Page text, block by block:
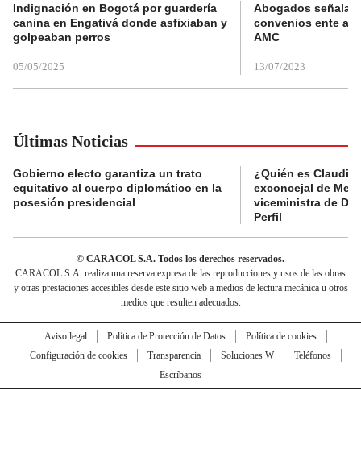
Indignación en Bogotá por guardería
canina en Engativá donde asfixiaban y
golpeaban perros
05/05/2025
Abogados
convenios ente
AMC
13/07/2023
Últimas Noticias
Gobierno electo garantiza un trato
equitativo al cuerpo diplomático en la
posesión presidencial
¿Quién es Claudia
exconcejal de
viceministra de
Perfil
© CARACOL S.A. Todos los derechos reservados.
CARACOL S.A. realiza una reserva expresa de las reproducciones y usos de las obras
y otras prestaciones accesibles desde este sitio web a medios de lectura mecánica u otros
medios que resulten adecuados.
Aviso legal Política de Protección de Datos
Política de cookies
Configuración de cookies
Transparencia Soluciones W
Teléfonos
Escríbanos